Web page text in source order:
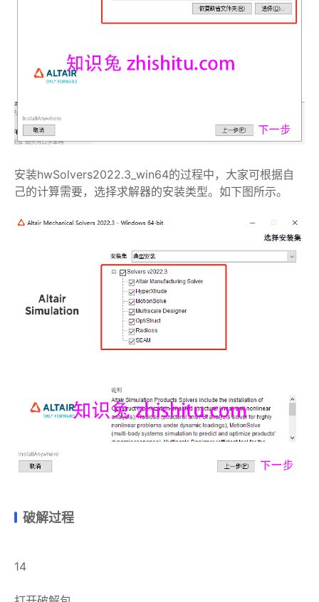
安装hwSolvers2022.3_win64的过程中，大家可根据自
己的计算需要，选择求解器的安装类型。如下图所示。
破解过程
14